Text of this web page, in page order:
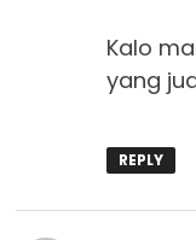
Kalo
yang
REPLY